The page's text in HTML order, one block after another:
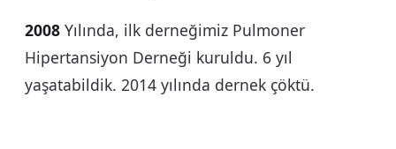
2008 Yılında, ilk derneğimiz Pulmoner
Hipertansiyon Derneği kuruldu. 6 yıl
yaşatabildik. 2014 yılında dernek çöktü.